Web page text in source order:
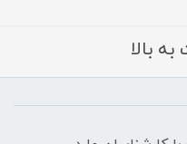
بالا